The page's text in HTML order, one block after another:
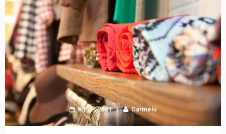
9 11月 2021 Carmelo